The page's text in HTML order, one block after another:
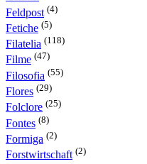
Feldpost (4)
Fetiche (5)
Filatelia (118)
Filme (47)
Filosofia (55)
Flores (29)
Folclore (25)
Fontes (8)
Formiga (2)
Forstwirtschaft (2)